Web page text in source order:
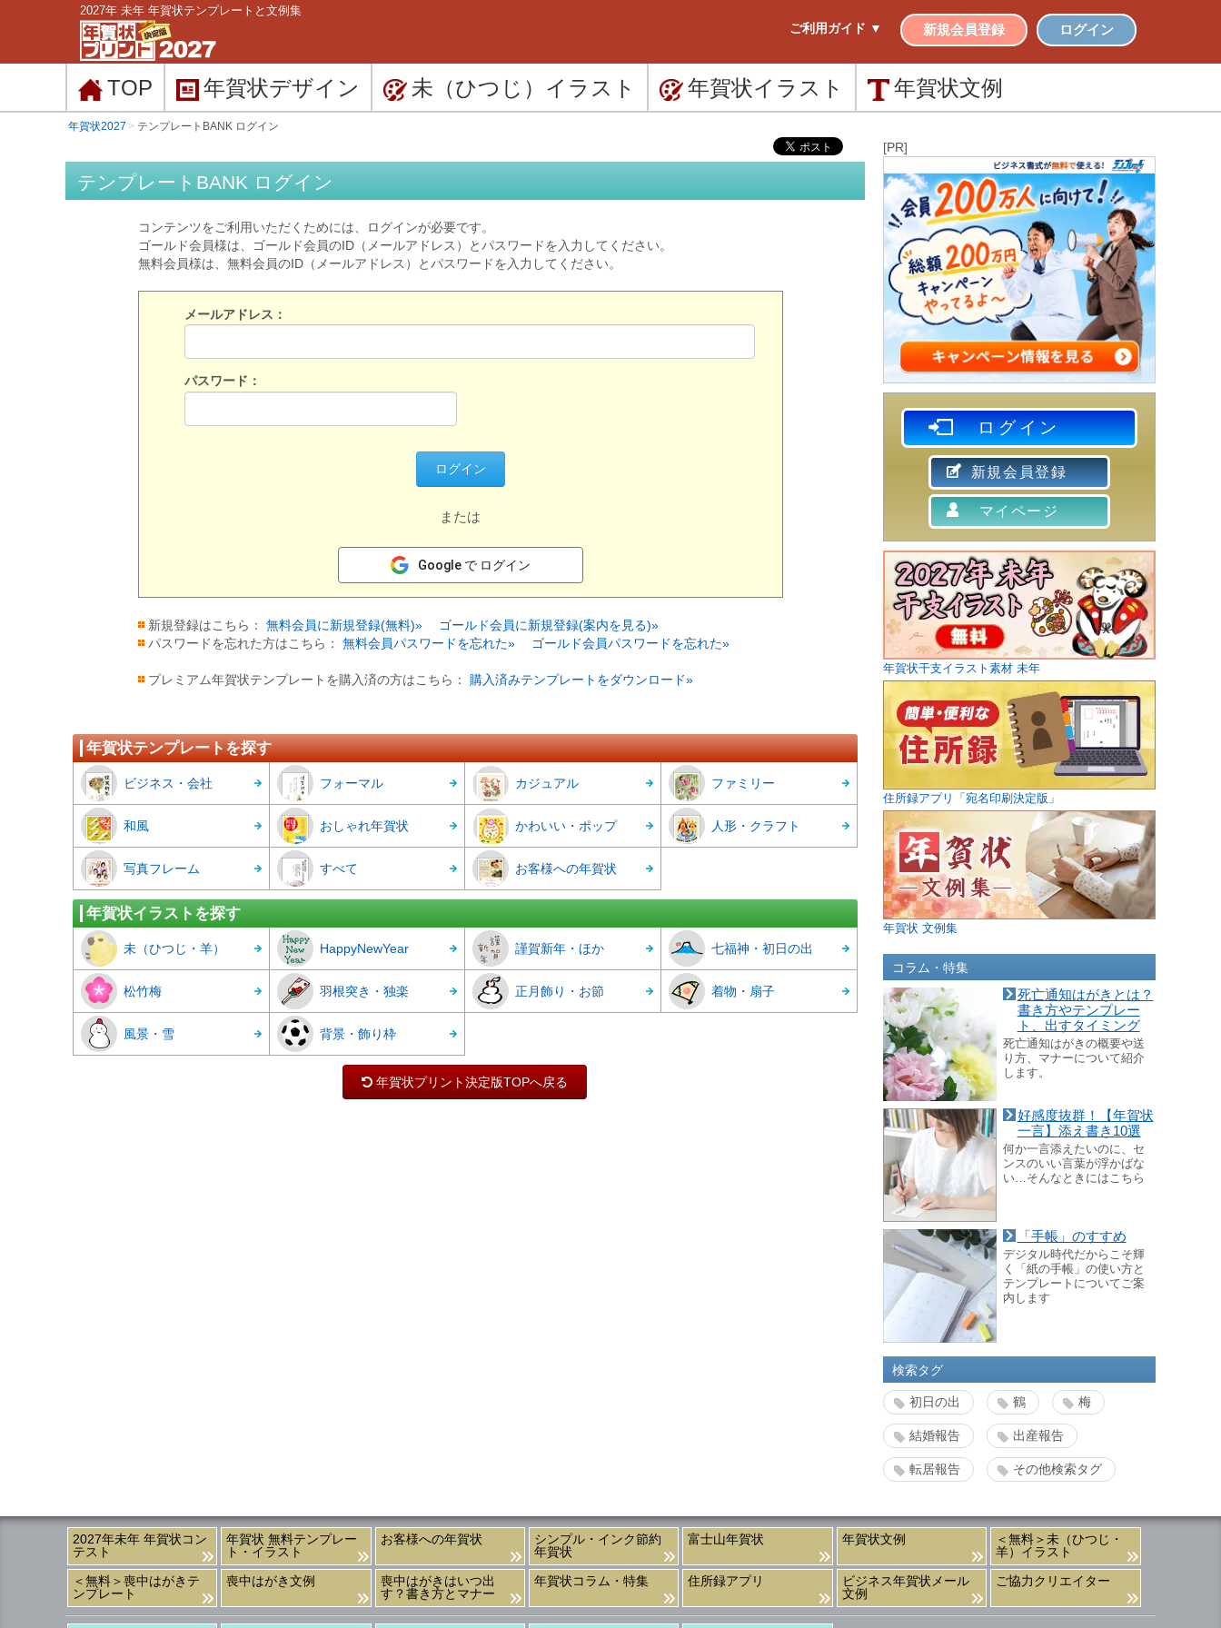
2027年 未年 年賀状テンプレートと文例集
ご利用ガイド ▼ 新規会員登録 ログイン
TOP 年賀状デザイン 未（ひつじ） イラスト 年賀状イラスト 年賀状文例
年賀状2027 テンプレートBANK ログイン
テンプレートBANK ログイン
コンテンツをご利用いただくためには、ログインが必要です。
ゴールド会員様は、ゴールド会員のID（メールアドレス）とパスワードを入力してください。
無料会員様は、無料会員のID（メールアドレス）とパスワードを入力してください。
メールアドレス：
パスワード：
または
Google で ログイン
新規登録はこちら： 無料会員に新規登録(無料)»
ゴールド会員に新規登録(案内を見る)»
パスワードを忘れた方はこちら： 無料会員パスワードを忘れた» ゴールド会員パスワードを忘れた»
プレミアム年賀状テンプレートを購入済の方はこちら： 購入済みテンプレートをダウンロード»
年賀状テンプレートを探す
ビジネス・会社 フォーマル カジュアル ファミリー
和風 おしゃれ年賀状 かわいい・ポップ 人形・クラフト
写真フレーム すべて お客様への年賀状
年賀状イラストを探す
未（ひつじ・羊） HappyNewYear 謹賀新年・ほか 七福神・初日の出
松竹梅 羽根突き・独楽 正月飾り・お節 着物・扇子
風景・雪 背景・飾り枠
年賀状プリント決定版TOPへ戻る
[PR]
ログイン
新規会員登録
マイページ
年賀状干支イラスト素材 未年
住所録アプリ「宛名印刷決定版」
年賀状 文例集
コラム・特集
死亡通知はがきとは？
書き方やテンプレー
ト、出すタイミング
死亡通知はがきの概要や送
り方、マナーについて紹介
します。
好感度抜群！【年賀状
一言】添え書き10選
何か一言添えたいのに、セ
ンスのいい言葉が浮かばな
い…そんなときにはこちら
「手帳」のすすめ
デジタル時代だからこそ輝
く「紙の手帳」の使い方と
テンプレートについてご案
内します
検索タグ
初日の出 鶴 梅
結婚報告 出産報告
転居報告 その他検索タグ
2027年未年 年賀状コン
テスト
年賀状 無料テンプレー
ト・イラスト
お客様への年賀状
シンプル・インク節約
年賀状
富士山年賀状 年賀状文例
＜無料＞未（ひつじ・
羊）イラスト
＜無料＞喪中はがきテ
ンプレート
喪中はがき文例
喪中はがきはいつ出
す？書き方とマナー
年賀状コラム・特集 住所録アプリ
ビジネス年賀状メール
文例
ご協力クリエイター